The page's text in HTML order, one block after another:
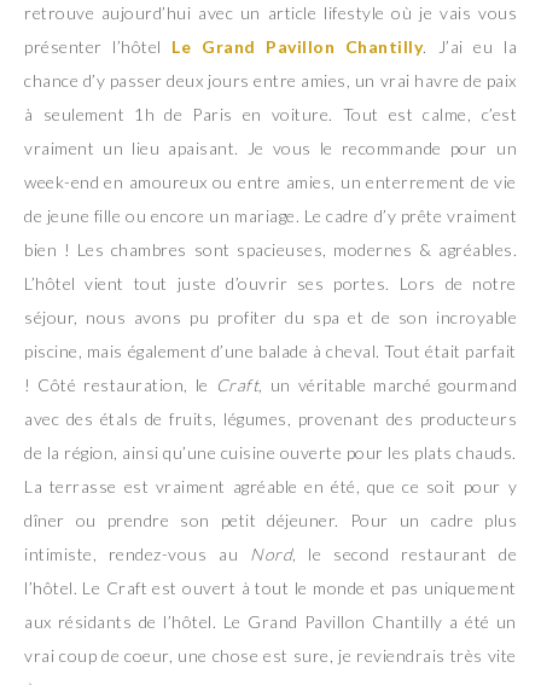
retrouve aujourd’hui avec un article lifestyle où je vais vous
présenter l’hôtel Le Grand Pavillon Chantilly. J’ai eu la
chance d’y passer deux jours entre amies, un vrai havre de paix
à seulement 1h de Paris en voiture. Tout est calme, c’est
vraiment un lieu apaisant. Je vous le recommande pour un
week-end en amoureux ou entre amies, un enterrement de vie
de jeune fille ou encore un mariage. Le cadre d’y prête vraiment
bien ! Les chambres sont spacieuses, modernes & agréables.
L’hôtel vient tout juste d’ouvrir ses portes. Lors de notre
séjour, nous avons pu profiter du spa et de son incroyable
piscine, mais également d’une balade à cheval. Tout était parfait
! Côté restauration, le Craft, un véritable marché gourmand
avec des étals de fruits, légumes, provenant des producteurs
de la région, ainsi qu’une cuisine ouverte pour les plats chauds.
La terrasse est vraiment agréable en été, que ce soit pour y
dîner ou prendre son petit déjeuner. Pour un cadre plus
intimiste, rendez-vous au Nord, le second restaurant de
l’hôtel. Le Craft est ouvert à tout le monde et pas uniquement
aux résidants de l’hôtel. Le Grand Pavillon Chantilly a été un
vrai coup de coeur, une chose est sure, je reviendrais très vite